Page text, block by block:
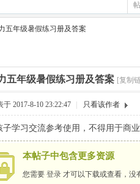
五年级暑假练习册及答案
五年级暑假练习册及答案 [复制
于 2017-8-10 23:22:47 只看该作者
子学习交流参考使用，不得用于商
本帖子中包含更多资源
您需要 登录 才可以下载或查看，没